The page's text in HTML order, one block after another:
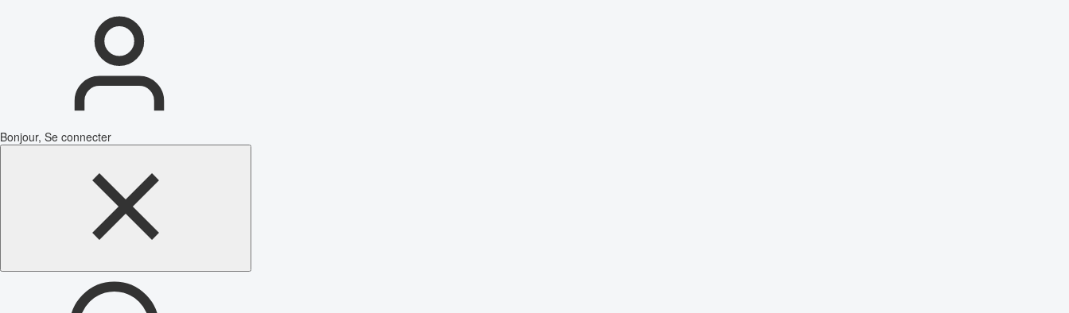
Bonjour, Se connecter